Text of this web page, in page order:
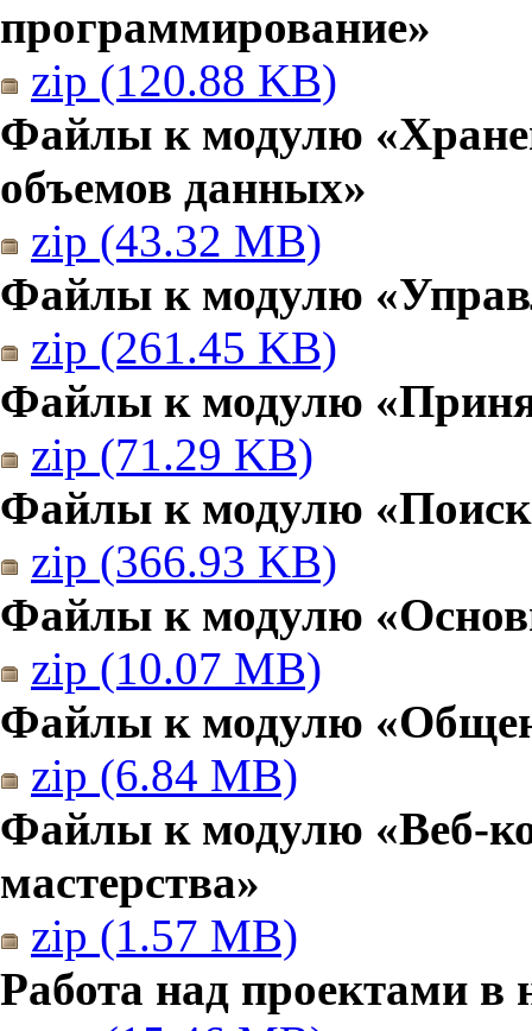
программирование»
zip (120.88 KB)
Файлы к модулю
объемов данных»
zip (43.32 MB)
Файлы к модулю
zip (261.45 KB)
Файлы к модулю
zip (71.29 KB)
Файлы к модулю
zip (366.93 KB)
Файлы к модулю
zip (10.07 MB)
Файлы к модулю
zip (6.84 MB)
Файлы к модулю «Веб-
мастерства»
zip (1.57 MB)
Работа над проектами в